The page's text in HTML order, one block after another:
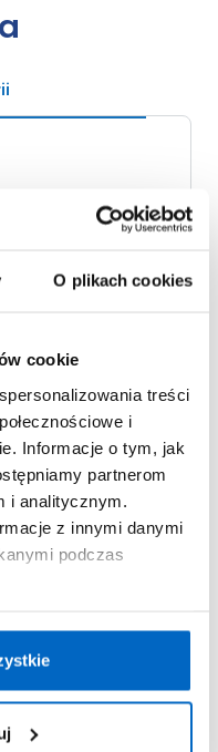
O plikach cookies
cookie
treści
i
Informacje o tym, jak
partnerom
i analitycznym.
z innymi danymi
podczas
licencyjnymi: